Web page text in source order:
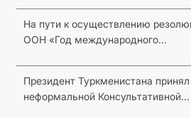
На пути к осуществлению
ООН «Год международного...
Президент Туркменистана
неформальной Консультативной...